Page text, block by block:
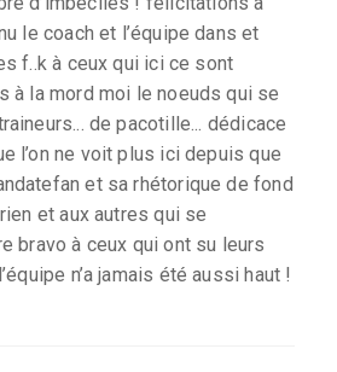
le coach et l’équipe dans et
f..k à ceux qui ici ce sont
à la mord moi le noeuds qui se
de pacotille... dédicace
l’on ne voit plus ici depuis que
et sa rhétorique de fond
et aux autres qui se
bravo à ceux qui ont su leurs
n’a jamais été aussi haut !